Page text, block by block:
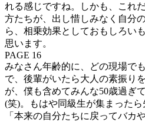
れる感じですね。しかも、これ
方たちが、出し惜しみなく自分
ら、相乗効果としておもしろい
思います。
PAGE 16
みなさん年齢的に、どの現場で
で、後輩がいたら大人の素振り
が、僕も含めてみんな50歳過ぎ
(笑)。もはや同級生が集まったら
「本来の自分たちに戻ってバカ